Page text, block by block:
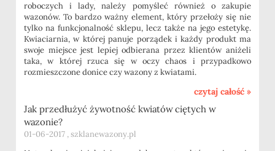
roboczych i lady, należy pomyśleć również o zakupie
wazonów. To bardzo ważny element, który przełoży się nie
tylko na funkcjonalność sklepu, lecz także na jego estetykę.
Kwiaciarnia, w której panuje porządek i każdy produkt ma
swoje miejsce jest lepiej odbierana przez klientów aniżeli
taka, w której rzuca się w oczy chaos i przypadkowo
rozmieszczone donice czy wazony z kwiatami.
czytaj całość »
Jak przedłużyć żywotność kwiatów ciętych w
wazonie?
01-06-2017 , szklanewazony.pl